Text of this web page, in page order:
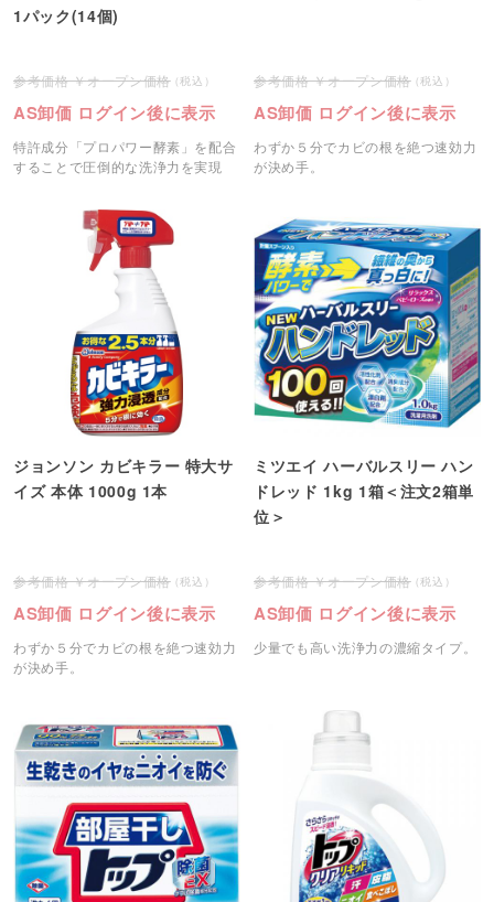
1パック(14個)
オープン価格
AS卸価 ログイン後に表示
特許成分「プロパワー酵素」を配合
することで圧倒的な洗浄力を実現
オープン価格
AS卸価 ログイン後に表示
わずか５分でカビの根を絶つ速効力
が決め手。
ジョンソン カビキラー 特大サ
イズ 本体 1000g 1本
オープン価格
AS卸価 ログイン後に表示
わずか５分でカビの根を絶つ速効力
が決め手。
ミツエイ ハーバルスリー ハン
ドレッド 1kg 1箱＜注文2箱単
位＞
オープン価格
AS卸価 ログイン後に表示
少量でも高い洗浄力の濃縮タイプ。